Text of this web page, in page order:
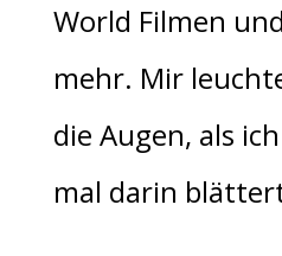
World Filmen
mehr. Mir
die Augen, als
mal darin